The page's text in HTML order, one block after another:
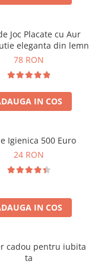
Joc Placate cu Aur
eleganta din lemn
78 RON
IN COS
Igienica 500 Euro
24 RON
IN COS
cadou pentru iubita
ta